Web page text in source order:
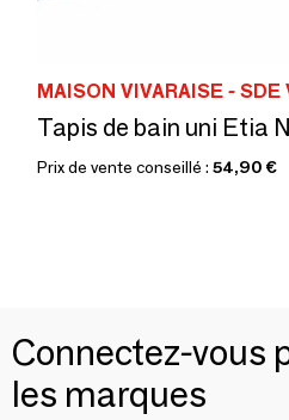
MAISON VIVARAISE -
Tapis de bain uni Etia
Prix de vente conseillé : 54,90 €
Connectez-vous
les marques